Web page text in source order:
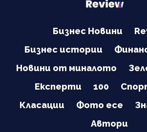
Бизнес Новини
Бизнес истории
Новини от миналото
Експерти
100
Класации
Фото есе
Автори